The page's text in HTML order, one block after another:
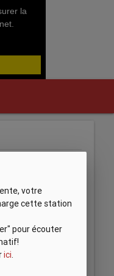
la
votre
cette station
pour écouter
ici.